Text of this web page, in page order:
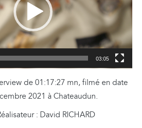
03:05
de 01:17:27 mn, filmé en date
2021 à Chateaudun.
: David RICHARD